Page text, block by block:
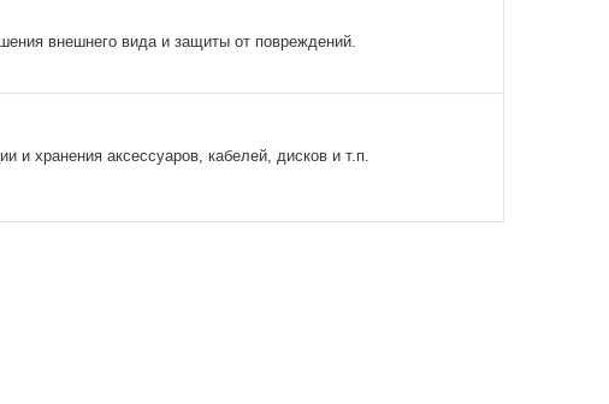
внешнего вида и защиты от повреждений.
и хранения аксессуаров, кабелей, дисков и т.п.